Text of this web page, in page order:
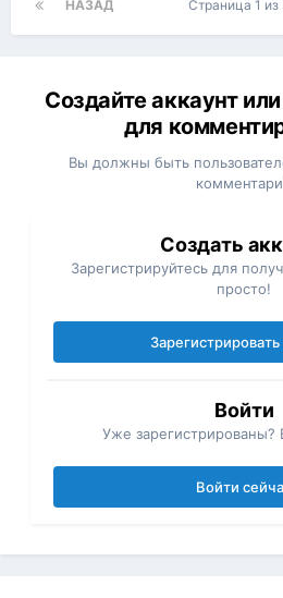
НАЗАД Страница 1 из
Создайте аккаунт
для
Вы должны быть
Создать
Зарегистрируйтесь для
просто!
Зарегистрировать
Войти
Уже зарегистрированы?
Войти